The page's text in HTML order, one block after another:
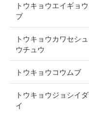
トウキョウエイギョウ
ブ
トウキョウカワセシュ
ウチュウ
トウキョウコウムブ
トウキョウジョシイダ
イ